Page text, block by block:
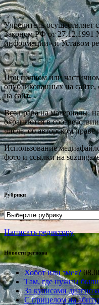
Учредитель осуществляет
Законом РФ от 27.12.1991
информации» и Уставом
При полном или
опубликованных на сайте,
на сайт.
Все права на материалы,
охраняются в
числе, об авторском
Использование
фото и ссылки на
Рубрики
Рубрики
Написать редактору
Новости региона
Хобот или змея?
Там, где нужны были
За кулисами диагноза
С прицелом на